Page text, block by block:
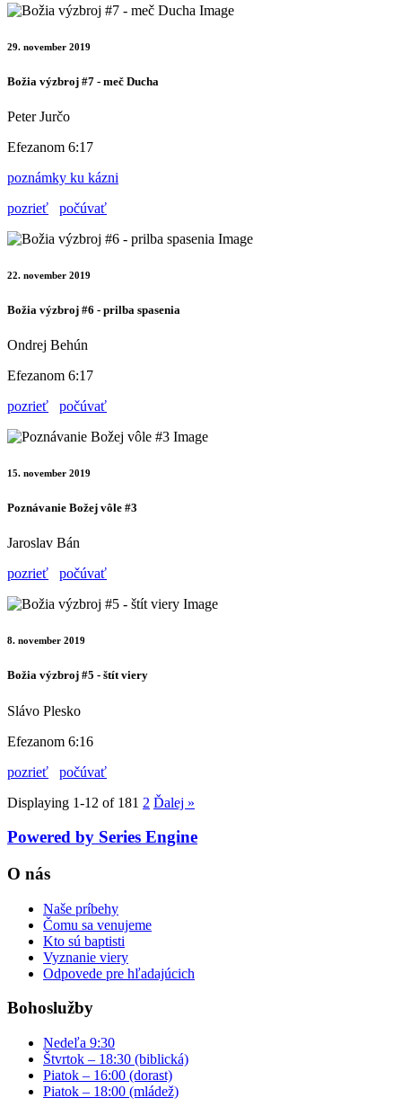
29. november 2019
Božia výzbroj #7 - meč Ducha
Peter Jurčo
Efezanom 6:17
poznámky ku kázni
pozrieť
počúvať
22. november 2019
Božia výzbroj #6 - prilba spasenia
Ondrej Behún
Efezanom 6:17
pozrieť
počúvať
15. november 2019
Poznávanie Božej vôle #3
Jaroslav Bán
pozrieť
počúvať
8. november 2019
Božia výzbroj #5 - štít viery
Slávo Plesko
Efezanom 6:16
pozrieť
počúvať
Displaying 1-12 of 181 2 Ďalej »
Powered by Series Engine
O nás
Naše príbehy
Čomu sa venujeme
Kto sú baptisti
Vyznanie viery
Odpovede pre hľadajúcich
Bohoslužby
Nedeľa 9:30
Štvrtok – 18:30 (biblická)
Piatok – 16:00 (dorast)
Piatok – 18:00 (mládež)